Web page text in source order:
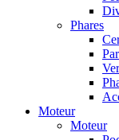
Phares
Moteur
Moteur